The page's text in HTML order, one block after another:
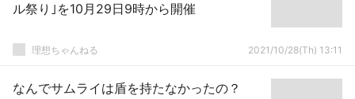
ル祭り｣を10月29日9時から開催
理想ちゃんねる 2021/10/28(Th) 13:11
なんでサムライは盾を持たなかったの？